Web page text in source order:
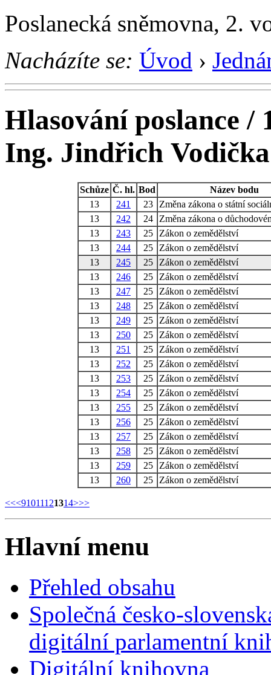
Poslanecká sněmovna, 2.
Nacházíte se: Úvod ›
Hlasování poslance /
Ing. Jindřich Vodička
Schůze Č. hl. Bod
Název bodu
13
241 23
Změna zákona o státní
13
242 24
Změna zákona o
13
243 25
Zákon o zemědělství
13
244 25
Zákon o zemědělství
13
245 25
Zákon o zemědělství
13
246 25
Zákon o zemědělství
13
247 25
Zákon o zemědělství
13
248 25
Zákon o zemědělství
13
249 25
Zákon o zemědělství
13
250 25
Zákon o zemědělství
13
251 25
Zákon o zemědělství
13
252 25
Zákon o zemědělství
13
253 25
Zákon o zemědělství
13
254 25
Zákon o zemědělství
13
255 25
Zákon o zemědělství
13
256 25
Zákon o zemědělství
13
257 25
Zákon o zemědělství
13
258 25
Zákon o zemědělství
13
259 25
Zákon o zemědělství
13
260 25 Zákon o zemědělství
<<<91011121314>>>
Hlavní menu
Přehled obsahu
Společná česko-
digitální parlamentní
Digitální knihovna